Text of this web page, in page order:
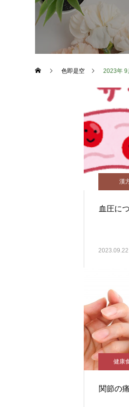
色即是空 2023年 9
漢
血圧に
2023.09.22
健康
関節の